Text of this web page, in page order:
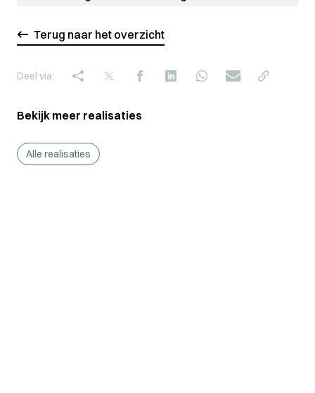
Deel via:
Bekijk meer realisaties
Alle realisaties
Terug naar het overzicht